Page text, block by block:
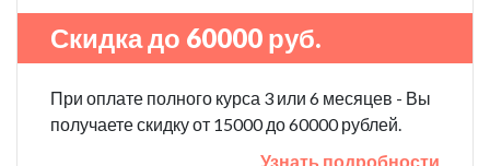
Скидка до 60000 руб.
При оплате полного курса 3 или 6 месяцев - Вы
получаете скидку от 15000 до 60000 рублей.
Узнать подробности